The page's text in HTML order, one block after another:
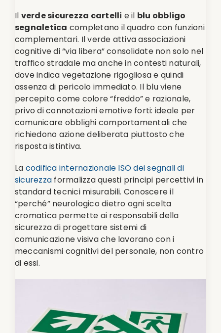
Il verde sicurezza cartelli e il blu obbligo
segnaletica completano il quadro con funzioni
complementari. Il verde attiva associazioni
cognitive di “via libera” consolidate non solo nel
traffico stradale ma anche in contesti naturali,
dove indica vegetazione rigogliosa e quindi
assenza di pericolo immediato. Il blu viene
percepito come colore “freddo” e razionale,
privo di connotazioni emotive forti: ideale per
comunicare obblighi comportamentali che
richiedono azione deliberata piuttosto che
risposta istintiva.
La codifica internazionale ISO dei segnali di
sicurezza formalizza questi principi percettivi in
standard tecnici misurabili. Conoscere il
“perché” neurologico dietro ogni scelta
cromatica permette ai responsabili della
sicurezza di progettare sistemi di
comunicazione visiva che lavorano con i
meccanismi cognitivi del personale, non contro
di essi.